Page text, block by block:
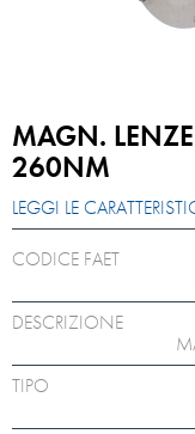
MAGN.
260NM
LEGGI LE
CODICE FAET
DESCRIZIONE
TIPO